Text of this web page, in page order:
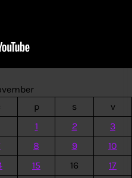
p s
v
1
2
3
8 9
10
15 16
17